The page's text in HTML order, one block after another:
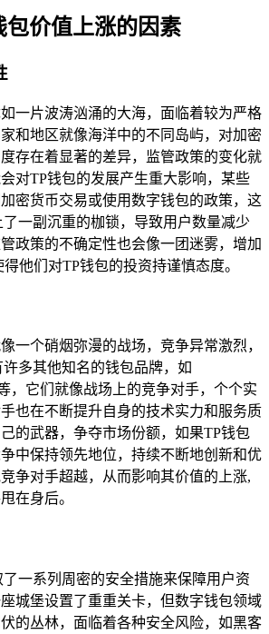
包价值上涨的因素
一片波涛汹涌的大海，面临着较为严格
和地区就像海洋中的不同岛屿，对加密
存在着显著的差异，监管政策的变化就
对TP钱包的发展产生重大影响，某些
密货币交易或使用数字钱包的政策，这
一副沉重的枷锁，导致用户数量减少
政策的不确定性也会像一团迷雾，增加
他们对TP钱包的投资持谨慎态度。
一个硝烟弥漫的战场，竞争异常激烈，
多其他知名的钱包品牌，如
，它们就像战场上的竞争对手，个个实
也在不断提升自身的技术实力和服务质
的武器，争夺市场份额，如果TP钱包
中保持领先地位，持续不断地创新和优
争对手超越，从而影响其价值的上涨,
在身后。
了一系列周密的安全措施来保障用户资
城堡设置了重重关卡，但数字钱包领域
的丛林，面临着各种安全风险，如黑客